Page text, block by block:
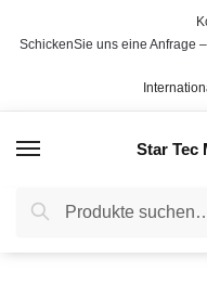
SchickenSie uns eine Anfrage
Star Tec
Suche
nach:
Suche